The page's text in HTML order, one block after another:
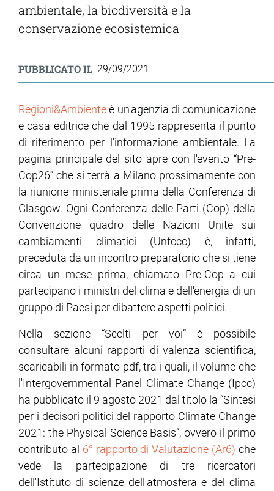
ambientale, la biodiversità e la
conservazione ecosistemica
PUBBLICATO IL 29/09/2021
Regioni&Ambienteè un'agenzia di comunicazione
e casa editrice che dal 1995 rappresenta il punto
di riferimento per l'informazione ambientale. La
pagina principale del sito apre con l'evento “Pre-
Cop26” che si terrà a Milano prossimamente con
la riunione ministeriale prima della Conferenza di
Glasgow. Ogni Conferenza delle Parti (Cop) della
Convenzione quadro delle Nazioni Unite sui
cambiamenti climatici (Unfccc) è, infatti,
preceduta da un incontro preparatorio che si tiene
circa un mese prima, chiamato Pre-Cop a cui
partecipano i ministri del clima e dell'energia di un
gruppo di Paesi per dibattere aspetti politici.
Nella sezione “Scelti per voi” è possibile
consultare alcuni rapporti di valenza scientifica,
scaricabili in formato pdf, tra i quali, il volume che
l'Intergovernmental Panel Climate Change (Ipcc)
ha pubblicato il 9 agosto 2021 dal titolo la “Sintesi
per i decisori politici del rapporto Climate Change
2021: the Physical Science Basis”, ovvero il primo
contributo al 6° rapporto di Valutazione (Ar6)che
vede la partecipazione di tre ricercatori
dell'Istituto di scienze dell'atmosfera e del clima